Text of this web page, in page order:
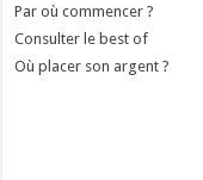
Par où commencer ?
Consulter le best of
Où placer son argent ?